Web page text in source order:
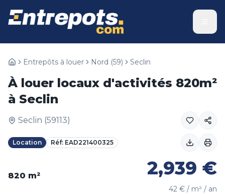
Entrepôts à louer Nord (59) Seclin
À louer locaux d'activités 820m²
à Seclin
Seclin (59113)
Location Réf: EAD221400325
820 m² 2,939 €
42 € / m² / an